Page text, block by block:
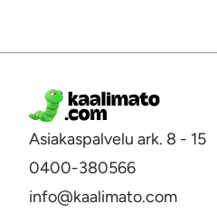
Asiakaspalvelu ark. 8 - 15
0400-380566
info@kaalimato.com